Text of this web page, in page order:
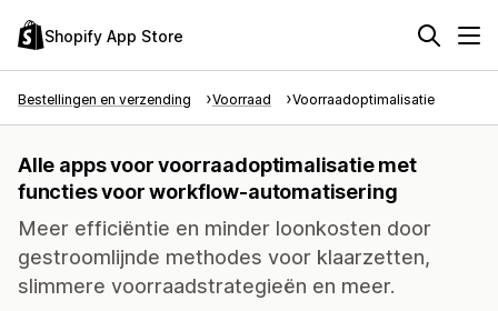
Shopify App Store
Bestellingen en verzending Voorraad Voorraadoptimalisatie
Alle apps voor voorraadoptimalisatie met
functies voor workflow-automatisering
Meer efficiëntie en minder loonkosten door
gestroomlijnde methodes voor klaarzetten,
slimmere voorraadstrategieën en meer.